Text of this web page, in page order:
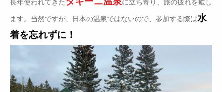
長年使われてきた
に立ち寄り、旅の疲れを癒し
ます。当然ですが、日本の温泉ではないので、参加する際は水
着を忘れずに！